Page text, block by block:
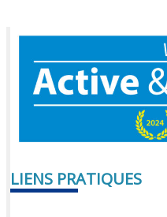
LIENS PRATIQUES